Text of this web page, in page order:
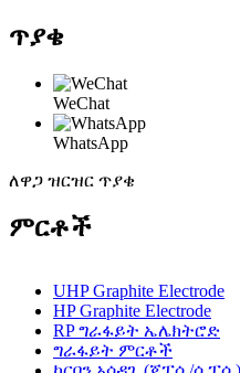
ጥያቄ
WeChat
WhatsApp
ለዋጋ ዝርዝር ጥያቄ
ምርቶች
UHP Graphite Electrode
HP Graphite Electrode
RP ግራፋይት ኤሌክትሮድ
ግራፋይት ምርቶች